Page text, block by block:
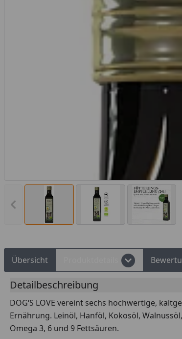
Vorheriges Bild anzeigen
Übersicht
Detailbeschreibung
DOG‘S LOVE vereint sechs hochwertige,
Ernährung. Leinöl, Hanföl, Kokosöl,
Omega 3, 6 und 9 Fettsäuren.